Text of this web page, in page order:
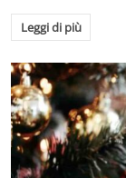
Leggi di più